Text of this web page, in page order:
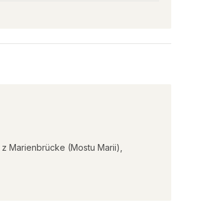
Marienbrücke (Mostu Marii),